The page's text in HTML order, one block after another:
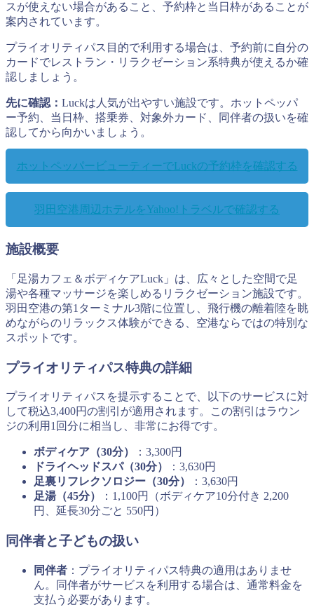
スが使えない場合があること、予約枠と当日枠があることが
案内されています。
プライオリティパス目的で利用する場合は、予約前に自分の
カードでレストラン・リラクゼーション系特典が使えるか確
認しましょう。
先に確認： Luckは人気が出やすい施設です。ホットペッパ
ー予約、当日枠、搭乗券、対象外カード、同伴者の扱いを確
認してから向かいましょう。
ホットペッパービューティーでLuckの予約枠を確認する
羽田空港周辺ホテルをYahoo!トラベルで確認する
施設概要
「足湯カフェ＆ボディケアLuck」は、広々とした空間で足
湯や各種マッサージを楽しめるリラクゼーション施設です。
羽田空港の第1ターミナル3階に位置し、飛行機の離着陸を眺
めながらのリラックス体験ができる、空港ならではの特別な
スポットです。
プライオリティパス特典の詳細
プライオリティパスを提示することで、以下のサービスに対
して税込3,400円の割引が適用されます。この割引はラウン
ジの利用1回分に相当し、非常にお得です。
ボディケア（30分）
：3,300円
ドライヘッドスパ（30分）
：3,630円
足裏リフレクソロジー（30分）
：3,630円
足湯（45分）
：1,100円（ボディケア10分付き 2,200
円、延長30分ごと 550円）
同伴者と子どもの扱い
同伴者 ：プライオリティパス特典の適用はありませ
ん。同伴者がサービスを利用する場合は、通常料金を
支払う必要があります。